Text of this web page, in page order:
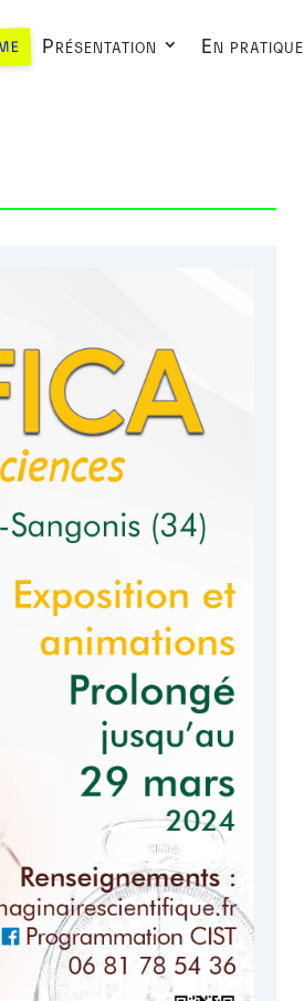
Présentation En pratique